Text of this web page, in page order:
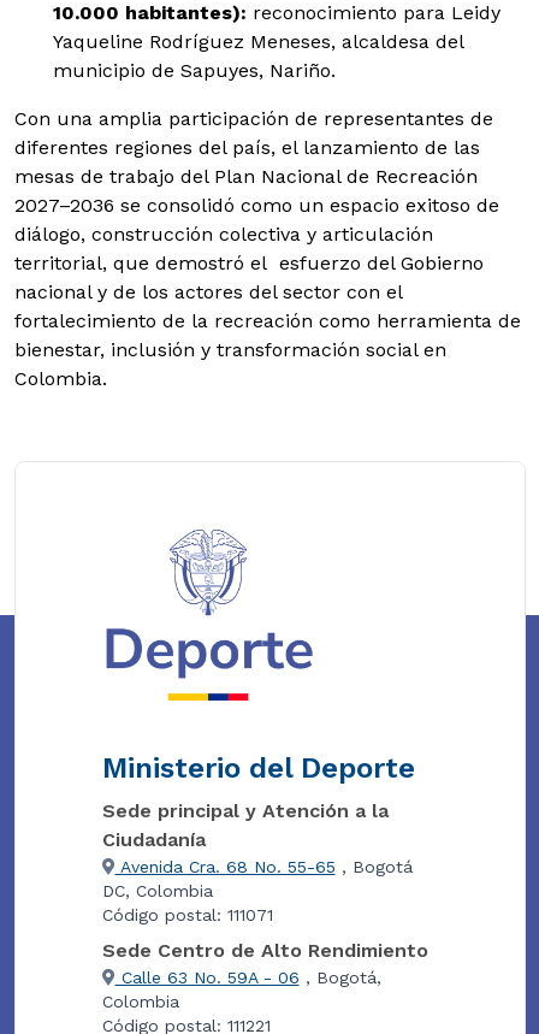
10.000 habitantes): reconocimiento para Leidy
Yaqueline Rodríguez Meneses, alcaldesa del
municipio de Sapuyes, Nariño.
Con una amplia participación de representantes de
diferentes regiones del país, el lanzamiento de las
mesas de trabajo del Plan Nacional de Recreación
2027–2036 se consolidó como un espacio exitoso de
diálogo, construcción colectiva y articulación
territorial, que demostró el esfuerzo del Gobierno
nacional y de los actores del sector con el
fortalecimiento de la recreación como herramienta de
bienestar, inclusión y transformación social en
Colombia.
Ministerio del Deporte
Sede principal y Atención a la
Ciudadanía
Avenida Cra. 68 No. 55-65 , Bogotá
DC, Colombia
Código postal: 111071
Sede Centro de Alto Rendimiento
Calle 63 No. 59A - 06 , Bogotá,
Colombia
Código postal: 111221